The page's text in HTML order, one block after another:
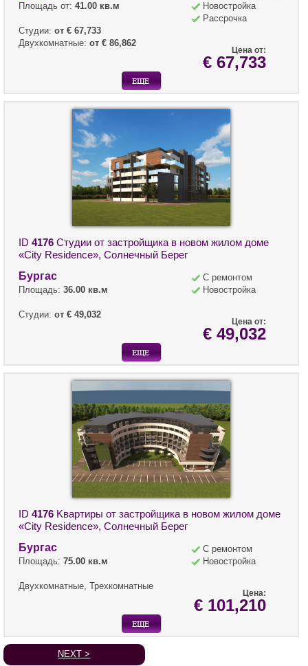
Площадь от: 41.00 кв.м
Студии: от € 67,733
Двухкомнатные: от € 86,862
Новостройка
Рассрочка
Цена от:
€ 67,733
ID 4176 Студии от застройщика в новом жилом доме
«City Residence», Солнечный Берег
Бургас
Площадь: 36.00 кв.м
Студии: от € 49,032
С ремонтом
Новостройка
Цена от:
€ 49,032
ID 4176 Kвартиры от застройщика в новом жилом доме
«City Residence», Солнечный Берег
Бургас
Площадь: 75.00 кв.м
Двухкомнатные, Трехкомнатные
С ремонтом
Новостройка
Цена:
€ 101,210
NEXT >